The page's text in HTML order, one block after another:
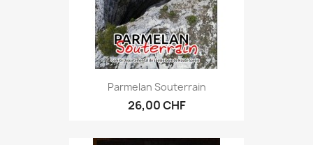
Parmelan Souterrain
26,00 CHF